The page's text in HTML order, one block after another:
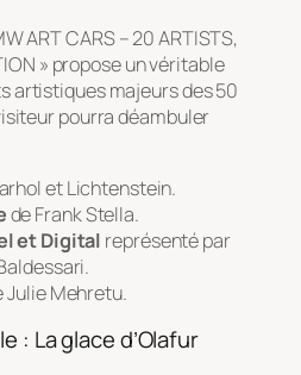
ART CARS – 20 ARTISTS,
» propose un véritable
artistiques majeurs des 50
pourra déambuler
et Lichtenstein.
de Frank Stella.
et Digital représenté par
Julie Mehretu.
: La glace d’Olafur